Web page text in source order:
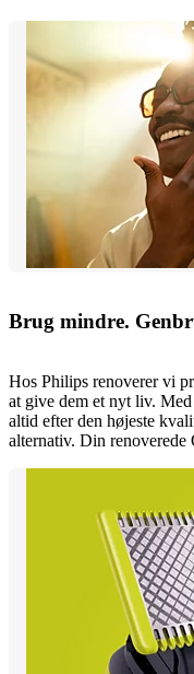
Brug mindre.
Hos Philips renoverer vi
at give dem et nyt liv.
altid efter den højeste
alternativ. Din renoverede